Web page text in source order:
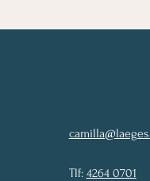
Tlf: 4264 0701